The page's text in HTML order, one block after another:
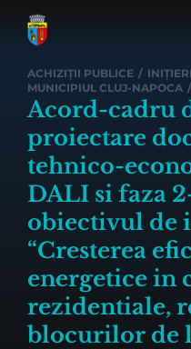
ACHIZIȚII PUBLICE /
MUNICIPIUL CLUJ-NAPOCA /
Acord-cadru
proiectare
tehnico-
DALI si faza
obiectivul de
“Cresterea
energetice in
rezidentiale,
blocurilor de